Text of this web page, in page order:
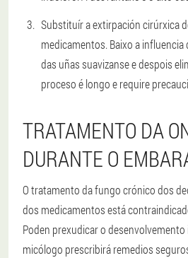
Substituír a extirpación cirúrxica
medicamentos. Baixo a
das uñas suavizanse e despois
proceso é longo e require
TRATAMENTO DA
DURANTE O
O tratamento da fungo crónico dos
dos medicamentos está
Poden prexudicar o
micólogo prescribirá remedios